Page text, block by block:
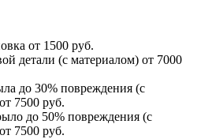
от 1500 руб.
детали (с материалом) от 7000
до 30% повреждения (с
7500 руб.
до 50% повреждения (с
7500 руб.